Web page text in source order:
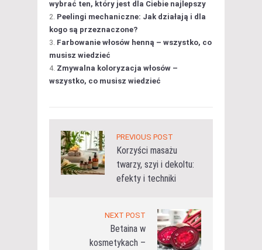
wybrać ten, który jest dla Ciebie najlepszy
Peelingi mechaniczne: Jak działają i dla
kogo są przeznaczone?
Farbowanie włosów henną – wszystko, co
musisz wiedzieć
Zmywalna koloryzacja włosów –
wszystko, co musisz wiedzieć
PREVIOUS POST
Korzyści masażu
twarzy, szyi i dekoltu:
efekty i techniki
NEXT POST
Betaina w
kosmetykach –